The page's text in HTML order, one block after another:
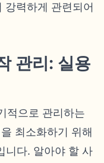
강력하게 관련되어
관리: 실용
적으로 관리하는
최소화하기 위해
니다. 알아야 할 사